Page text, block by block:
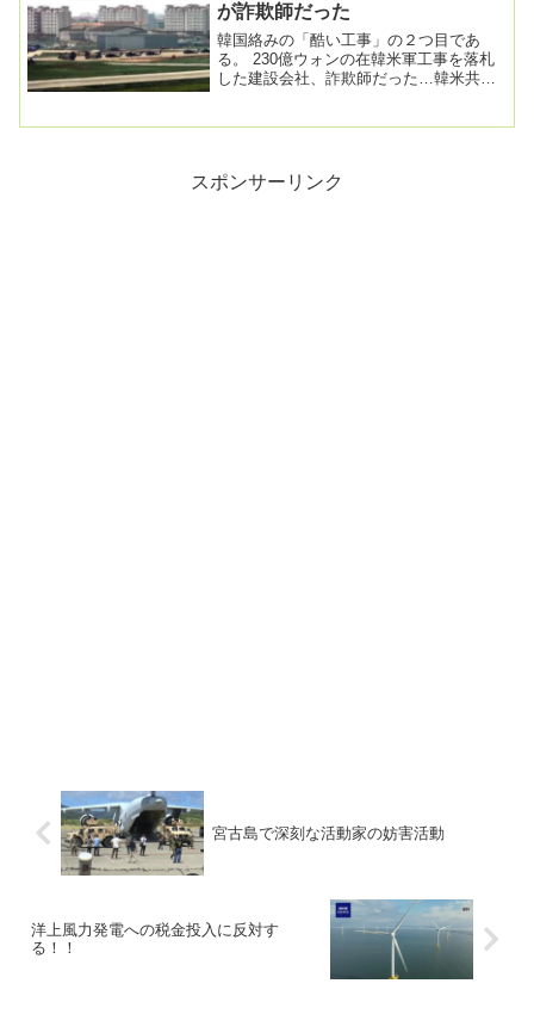
が詐欺師だった
韓国絡みの「酷い工事」の２つ目であ
る。 230億ウォンの在韓米軍工事を落札
した建設会社、詐欺師だった…韓米共同
スポンサーリンク
宮古島で深刻な活動家の妨害活動
洋上風力発電への税金投入に反対す
る！！